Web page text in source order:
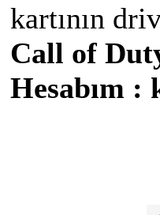
kartının
Call of
Hesabım :